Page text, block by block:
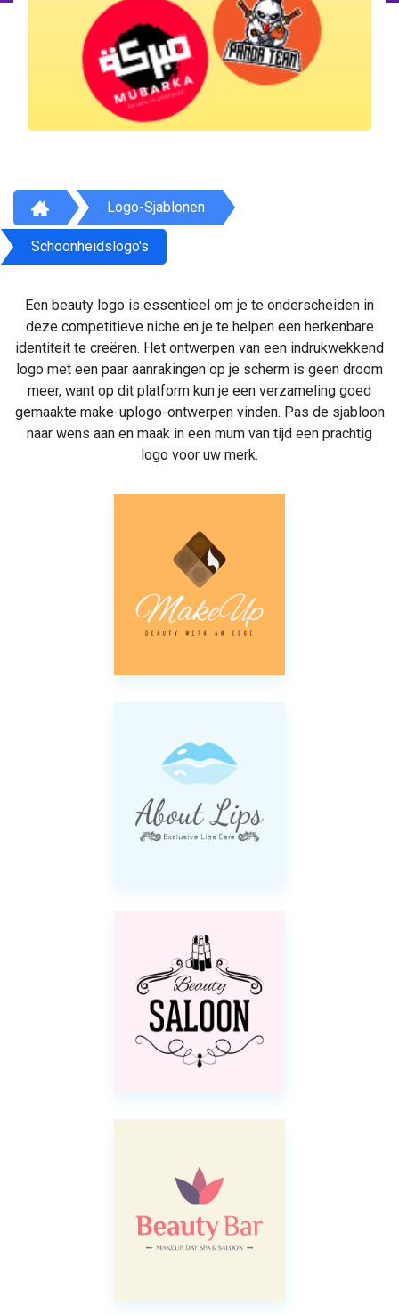
Logo-Sjablonen
Schoonheidslogo's
Een beauty logo is essentieel om je te onderscheiden in
deze competitieve niche en je te helpen een herkenbare
identiteit te creëren. Het ontwerpen van een indrukwekkend
logo met een paar aanrakingen op je scherm is geen droom
meer, want op dit platform kun je een verzameling goed
gemaakte make-uplogo-ontwerpen vinden. Pas de sjabloon
naar wens aan en maak in een mum van tijd een prachtig
logo voor uw merk.